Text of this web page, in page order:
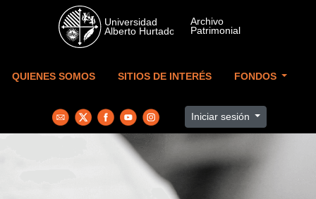
Skip to main content
QUIENES SOMOS SITIOS DE INTERÉS FONDOS
Iniciar sesión